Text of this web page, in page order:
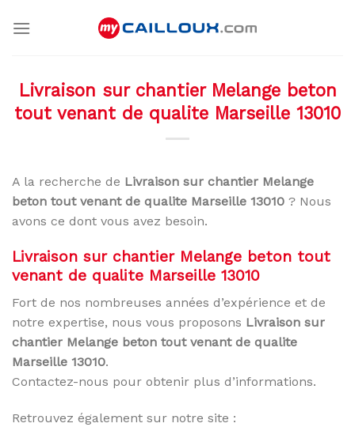
Livraison sur chantier Melange beton
tout venant de qualite Marseille 13010
A la recherche de Livraison sur chantier Melange
beton tout venant de qualite Marseille 13010 ? Nous
avons ce dont vous avez besoin.
Livraison sur chantier Melange beton tout
venant de qualite Marseille 13010
Fort de nos nombreuses années d’expérience et de
notre expertise, nous vous proposons Livraison sur
chantier Melange beton tout venant de qualite
Marseille 13010.
Contactez-nous pour obtenir plus d’informations.
Retrouvez également sur notre site :